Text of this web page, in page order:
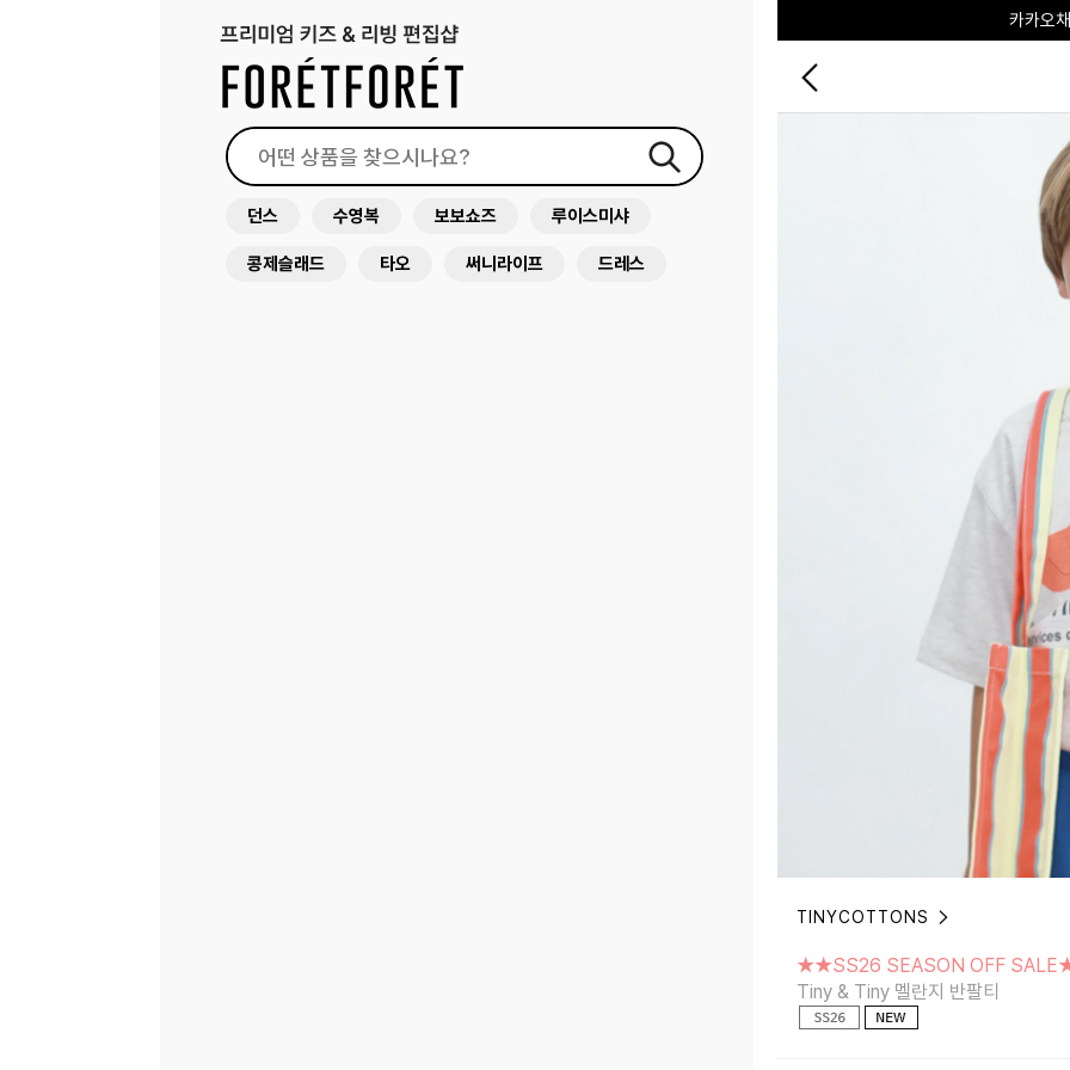
포레포
TINYCOTTONS
Tiny & Tiny 멜란지 반팔티
★★SS26 SEASON OFF
Tiny & Tiny 멜란지 반팔티
던스 수영복 보보쇼즈 루이스미샤
콩제슬래드 타오 써니라이프 드레스